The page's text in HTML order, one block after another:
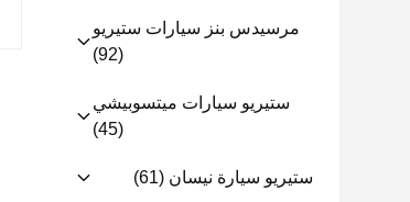
مرسيدس بنز سيارات ستيريو
(92)
ستيريو سيارات ميتسوبيشي
(45)
ستيريو سيارة نيسان (61)